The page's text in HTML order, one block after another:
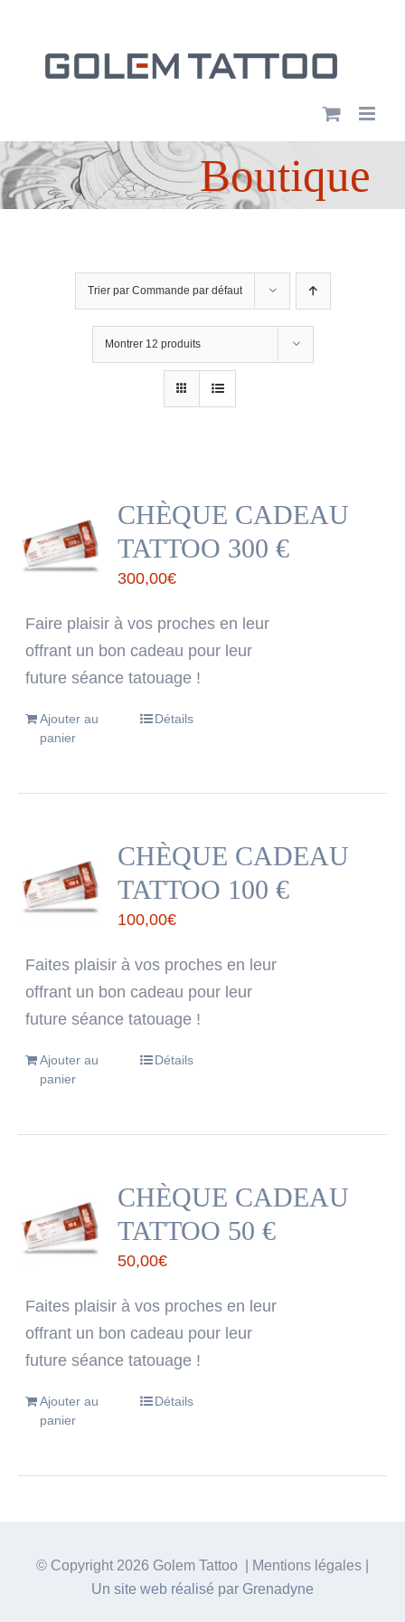
contenu
Boutique
Trier par Commande par défaut
Montrer 12 produits
CHÈQUE CADEAU
TATTOO 300 €
300,00€
Faire plaisir à vos proches en leur
offrant un bon cadeau pour leur
future séance tatouage !
Ajouter au
panier
Détails
CHÈQUE CADEAU
TATTOO 100 €
100,00€
Faites plaisir à vos proches en leur
offrant un bon cadeau pour leur
future séance tatouage !
Ajouter au
panier
Détails
CHÈQUE CADEAU
TATTOO 50 €
50,00€
Faites plaisir à vos proches en leur
offrant un bon cadeau pour leur
future séance tatouage !
Ajouter au
panier
Détails
© Copyright 2026 Golem Tattoo | Mentions légales |
Un site web réalisé par Grenadyne